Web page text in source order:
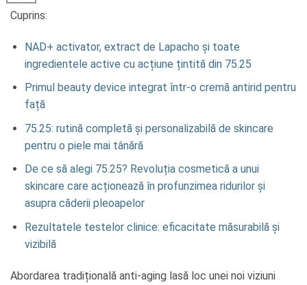
Cuprins:
NAD+ activator, extract de Lapacho și toate
ingredientele active cu acțiune țintită din 75.25
Primul beauty device integrat într-o cremă antirid pentru
față
75.25: rutină completă și personalizabilă de skincare
pentru o piele mai tânără
De ce să alegi 75.25? Revoluția cosmetică a unui
skincare care acționează în profunzimea ridurilor și
asupra căderii pleoapelor
Rezultatele testelor clinice: eficacitate măsurabilă și
vizibilă
Abordarea tradițională anti-aging lasă loc unei noi viziuni